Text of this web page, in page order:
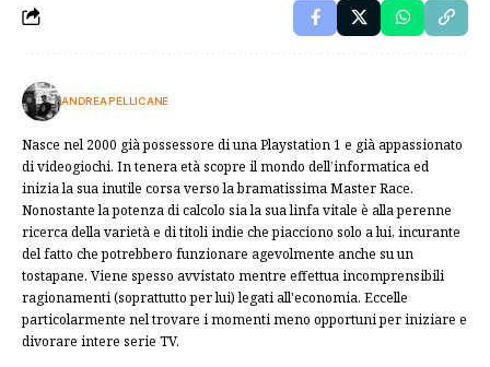
ANDREA PELLICANE
Nasce nel 2000 già possessore di una Playstation 1 e già appassionato
di videogiochi. In tenera età scopre il mondo dell’informatica ed
inizia la sua inutile corsa verso la bramatissima Master Race.
Nonostante la potenza di calcolo sia la sua linfa vitale è alla perenne
ricerca della varietà e di titoli indie che piacciono solo a lui, incurante
del fatto che potrebbero funzionare agevolmente anche su un
tostapane. Viene spesso avvistato mentre effettua incomprensibili
ragionamenti (soprattutto per lui) legati all'economia. Eccelle
particolarmente nel trovare i momenti meno opportuni per iniziare e
divorare intere serie TV.